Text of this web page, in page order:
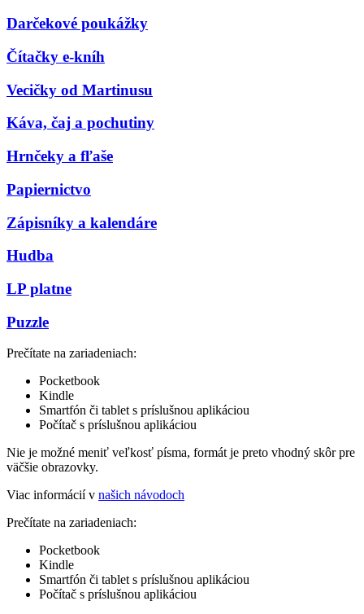
Darčekové poukážky
Čítačky e-kníh
Vecičky od Martinusu
Káva, čaj a pochutiny
Hrnčeky a fľaše
Papiernictvo
Zápisníky a kalendáre
Hudba
LP platne
Puzzle
Prečítate na zariadeniach:
Pocketbook
Kindle
Smartfón či tablet s príslušnou aplikáciou
Počítač s príslušnou aplikáciou
Nie je možné meniť veľkosť písma, formát je preto vhodný skôr pre
väčšie obrazovky.
Viac informácií v našich návodoch
Prečítate na zariadeniach:
Pocketbook
Kindle
Smartfón či tablet s príslušnou aplikáciou
Počítač s príslušnou aplikáciou